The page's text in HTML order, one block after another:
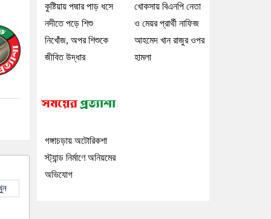
কুষ্টিয়ায় পদ্মার পাড় ধসে
নদীতে পড়ে শিশু
নিখোঁজ, অপর শিশুকে
জীবিত উদ্ধার
খোকসায় বিএনপি নেতা
ও মেয়র প্রার্থী নাফিজ
আহমেদ খান রাজুর ওপর
হামলা
গঙ্গাচড়ায় অটোরিকশা
স্ট্যান্ড নির্মাণে অনিয়মের
অভিযোগ